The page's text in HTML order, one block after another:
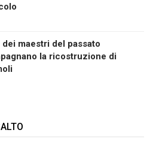
dei maestri del passato
la ricostruzione di